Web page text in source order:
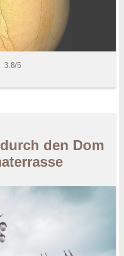
3.8/5
den Dom